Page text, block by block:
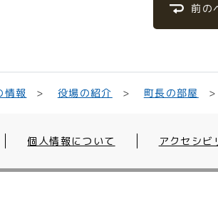
前の
情報 役場の紹介 町長の部屋
個人情報について アクセシビ